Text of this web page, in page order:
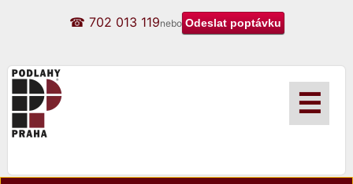
☎ 702 013 119nebo
☰